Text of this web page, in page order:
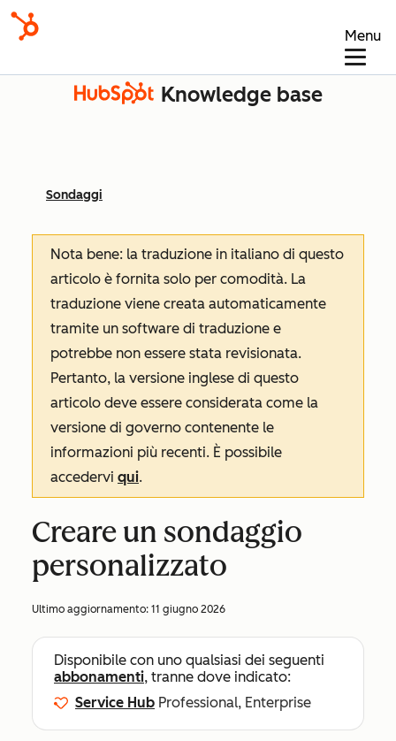
Menu
Knowledge base
Sondaggi
Nota bene: la traduzione in italiano di questo
articolo è fornita solo per comodità. La
traduzione viene creata automaticamente
tramite un software di traduzione e
potrebbe non essere stata revisionata.
Pertanto, la versione inglese di questo
articolo deve essere considerata come la
versione di governo contenente le
informazioni più recenti. È possibile
accedervi qui.
Creare un sondaggio
personalizzato
Ultimo aggiornamento: 11 giugno 2026
Disponibile con uno qualsiasi dei seguenti
abbonamenti, tranne dove indicato:
Service Hub Professional, Enterprise